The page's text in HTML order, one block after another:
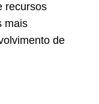
recursos
mais
de